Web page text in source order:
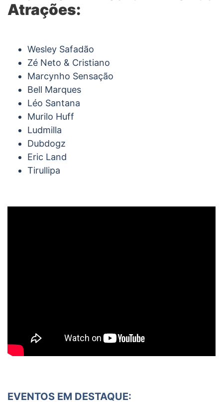
Atrações:
Wesley Safadão
Zé Neto & Cristiano
Marcynho Sensação
Bell Marques
Léo Santana
Murilo Huff
Ludmilla
Dubdogz
Eric Land
Tirullipa
EVENTOS EM DESTAQUE: